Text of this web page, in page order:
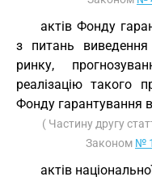
актів Фонду
з питань
ринку,
реалізацію такого
Фонду гарантування
( Частину другу
Законом №
актів